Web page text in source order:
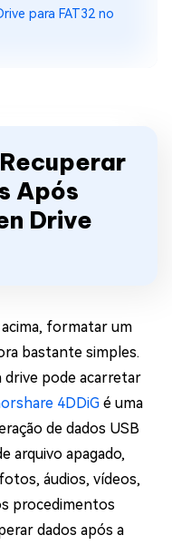
para FAT32 no
Após
Drive
formatar um
bastante simples.
drive pode acarretar
4DDiG é uma
de dados USB
arquivo apagado,
áudios, vídeos,
procedimentos
dados após a